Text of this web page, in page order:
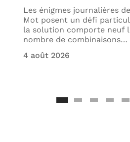
Les énigmes journalières
Mot posent un défi
la solution comporte neuf
nombre de combinaisons…
4 août 2026